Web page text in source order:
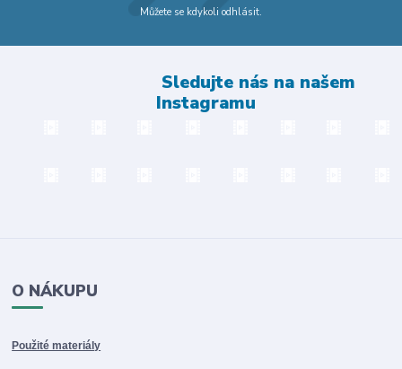
Můžete se kdykoli odhlásit.
Sledujte nás na našem
Instagramu
O NÁKUPU
Použité materiály